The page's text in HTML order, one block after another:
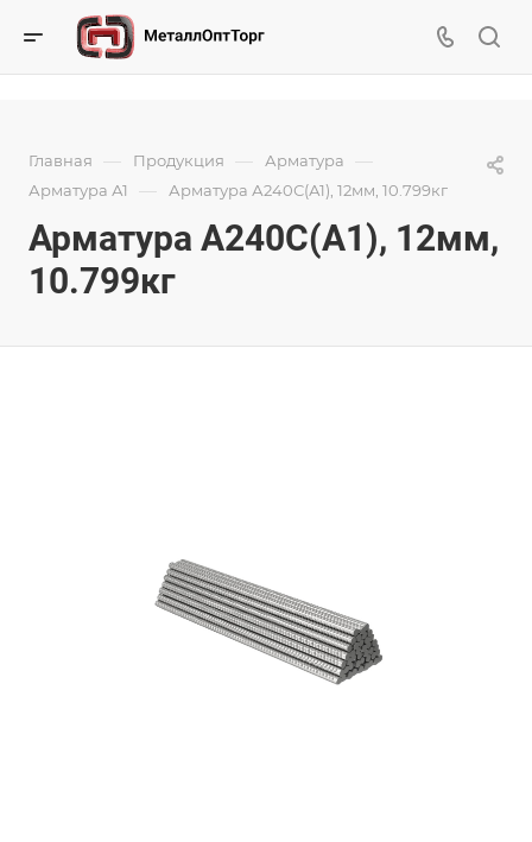
Главная — Продукция — Арматура —
Арматура А1 — Арматура А240С(А1), 12мм, 10.799кг
Арматура А240С(А1), 12мм,
10.799кг